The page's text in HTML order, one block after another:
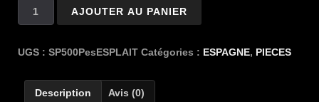
Pesetas
AJOUTER AU PANIER
UGS : SP500PesESPLAIT Catégories : ESPAGNE, PIECES
Description Avis (0)